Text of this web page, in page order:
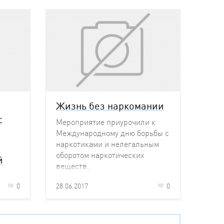
для
0
Жизнь без наркомании
Мероприятие приурочили к
Международному дню борьбы с
наркотиками и нелегальным
оборотом наркотических
веществ.
28.06.2017 0